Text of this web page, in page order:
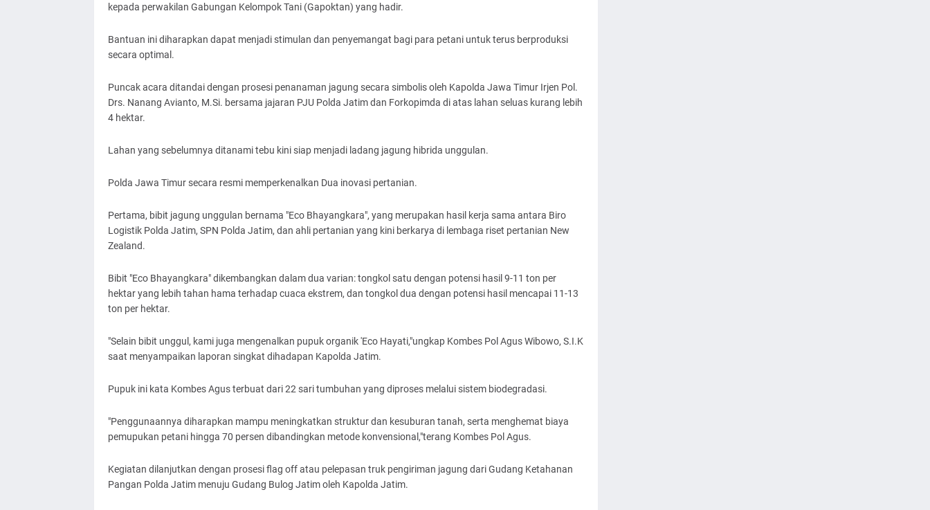
kepada perwakilan Gabungan Kelompok Tani (Gapoktan) yang hadir.
Bantuan ini diharapkan dapat menjadi stimulan dan penyemangat bagi para petani untuk terus berproduksi
secara optimal.
Puncak acara ditandai dengan prosesi penanaman jagung secara simbolis oleh Kapolda Jawa Timur Irjen Pol.
Drs. Nanang Avianto, M.Si. bersama jajaran PJU Polda Jatim dan Forkopimda di atas lahan seluas kurang lebih
4 hektar.
Lahan yang sebelumnya ditanami tebu kini siap menjadi ladang jagung hibrida unggulan.
Polda Jawa Timur secara resmi memperkenalkan Dua inovasi pertanian.
Pertama, bibit jagung unggulan bernama "Eco Bhayangkara", yang merupakan hasil kerja sama antara Biro
Logistik Polda Jatim, SPN Polda Jatim, dan ahli pertanian yang kini berkarya di lembaga riset pertanian New
Zealand.
Bibit "Eco Bhayangkara" dikembangkan dalam dua varian: tongkol satu dengan potensi hasil 9-11 ton per
hektar yang lebih tahan hama terhadap cuaca ekstrem, dan tongkol dua dengan potensi hasil mencapai 11-13
ton per hektar.
"Selain bibit unggul, kami juga mengenalkan pupuk organik 'Eco Hayati,"ungkap Kombes Pol Agus Wibowo, S.I.K
saat menyampaikan laporan singkat dihadapan Kapolda Jatim.
Pupuk ini kata Kombes Agus terbuat dari 22 sari tumbuhan yang diproses melalui sistem biodegradasi.
"Penggunaannya diharapkan mampu meningkatkan struktur dan kesuburan tanah, serta menghemat biaya
pemupukan petani hingga 70 persen dibandingkan metode konvensional,"terang Kombes Pol Agus.
Kegiatan dilanjutkan dengan prosesi flag off atau pelepasan truk pengiriman jagung dari Gudang Ketahanan
Pangan Polda Jatim menuju Gudang Bulog Jatim oleh Kapolda Jatim.